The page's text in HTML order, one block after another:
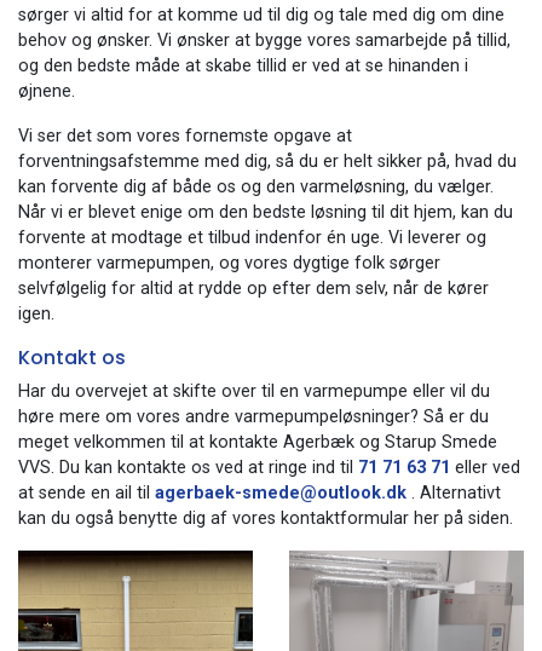
sørger vi altid for at komme ud til dig og tale med dig om dine
behov og ønsker. Vi ønsker at bygge vores samarbejde på tillid,
og den bedste måde at skabe tillid er ved at se hinanden i
øjnene.
​Vi ser det som vores fornemste opgave at
forventningsafstemme med dig, så du er helt sikker på, hvad du
kan forvente dig af både os og den varmeløsning, du vælger.
Når vi er blevet enige om den bedste løsning til dit hjem, kan du
forvente at modtage et tilbud indenfor én uge. Vi leverer og
monterer varmepumpen, og vores dygtige folk sørger
selvfølgelig for altid at rydde op efter dem selv, når de kører
igen.
Kontakt os
Har du overvejet at skifte over til en varmepumpe eller vil du
høre mere om vores andre varmepumpeløsninger? Så er du
meget velkommen til at kontakte Agerbæk og Starup Smede
VVS. Du kan kontakte os ved at ringe ind til 71 71 63 71 eller ved
at sende en ail til agerbaek-smede@outlook.dk . Alternativt
kan du også benytte dig af vores kontaktformular her på siden.